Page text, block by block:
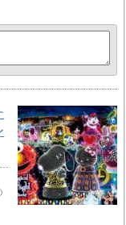
http://gajitaku.link/2016/11/03/%e3%80%90%e7%a4%be%e4%bc%9a%e3%80%91%e6%9c%ac%e5%bd%93%e3%81%ae%e5%a7%bf%e3%82%92%e7%9f%a5%e3%81%a3%e3%81%a6%e3%82%82%e3%82%89%e3%81%84%e3%81%9f%e3%81%84%e3%83%80%e3%82%a6/